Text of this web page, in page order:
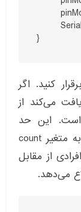
	pinMode(laser,OUTPUT);
	Serial.begin(9600);
}
کنید. اگر
می‌کند از
این حد
بصورت آزمون و خطا بدست آمده است. به متغیر count
از مقابل
می‌دهد.